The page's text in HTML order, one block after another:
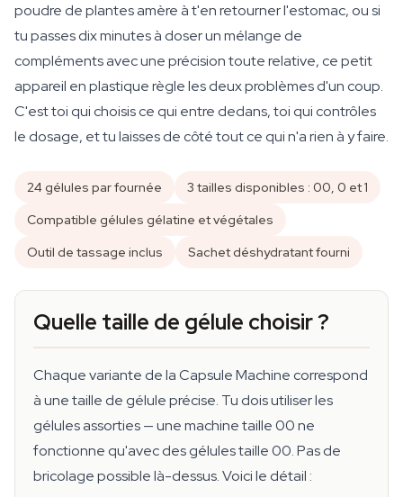
poudre de plantes amère à t'en retourner l'estomac, ou si
tu passes dix minutes à doser un mélange de
compléments avec une précision toute relative, ce petit
appareil en plastique règle les deux problèmes d'un coup.
C'est toi qui choisis ce qui entre dedans, toi qui contrôles
le dosage, et tu laisses de côté tout ce qui n'a rien à y faire.
24 gélules par fournée
3 tailles disponibles : 00, 0 et 1
Compatible gélules gélatine et végétales
Outil de tassage inclus
Sachet déshydratant fourni
Quelle taille de gélule choisir ?
Chaque variante de la Capsule Machine correspond
à une taille de gélule précise. Tu dois utiliser les
gélules assorties — une machine taille 00 ne
fonctionne qu'avec des gélules taille 00. Pas de
bricolage possible là-dessus. Voici le détail :